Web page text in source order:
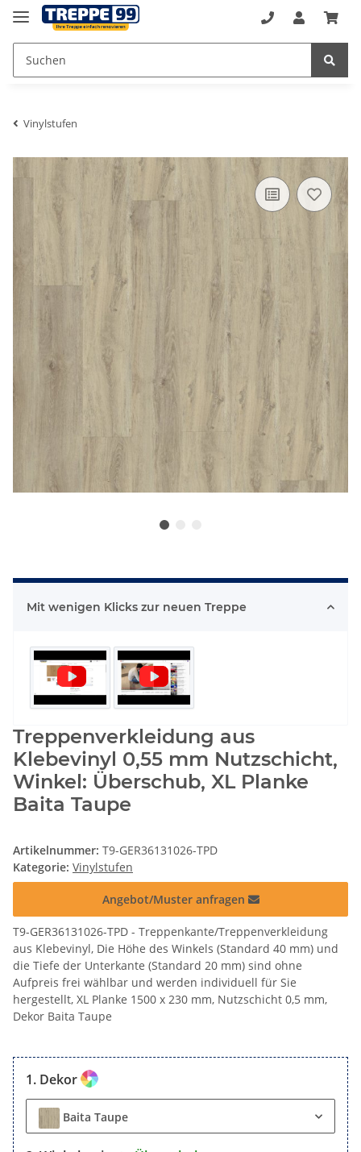
Vinylstufen
Mit wenigen Klicks zur neuen Treppe
Treppenverkleidung aus
Klebevinyl 0,55 mm Nutzschicht,
Winkel: Überschub, XL Planke
Baita Taupe
Artikelnummer: T9-GER36131026-TPD
Kategorie: Vinylstufen
Angebot/Muster anfragen
T9-GER36131026-TPD - Treppenkante/Treppenverkleidung
aus Klebevinyl, Die Höhe des Winkels (Standard 40 mm) und
die Tiefe der Unterkante (Standard 20 mm) sind ohne
Aufpreis frei wählbar und werden individuell für Sie
hergestellt, XL Planke 1500 x 230 mm, Nutzschicht 0,5 mm,
Dekor Baita Taupe
Dekor
Baita Taupe